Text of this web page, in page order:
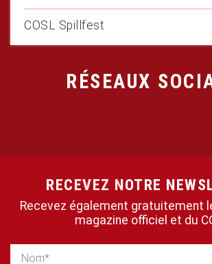
COSL Spillfest
RÉSEAUX
RECEVEZ NOTRE
Recevez également gratuitement
magazine officiel et du